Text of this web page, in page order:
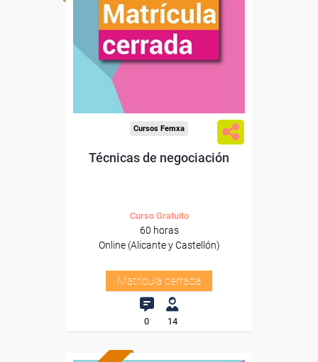
Cursos Femxa
Técnicas de negociación
Curso Gratuito
60 horas
Online (Alicante y Castellón)
Matrícula cerrada
0 14